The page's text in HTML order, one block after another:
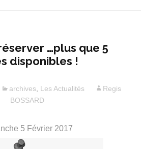
…plus que 5
disponibles !
archives, Les Actualités
Regis
BOSSARD
5 Février 2017